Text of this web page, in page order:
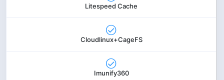
Litespeed Cache
Cloudlinux+CageFS
Imunify360